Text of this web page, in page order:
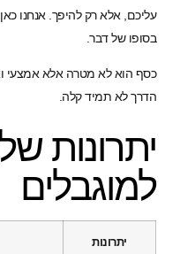
עליכם, אלא רק להיפך. אנחנו
בסופו של דבר.
כסף הוא לא מטרה אלא אמצעי
הדרך לא תמיד קלה.
יתרונות
למוגבלים
יתרונות